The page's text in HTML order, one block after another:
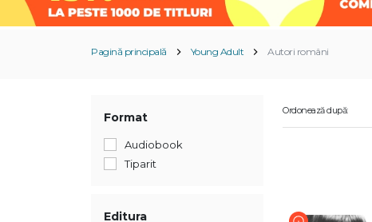
Pagină principală Young Adult Autori români
Format
Audiobook
Tiparit
Editura
Ordonează după: